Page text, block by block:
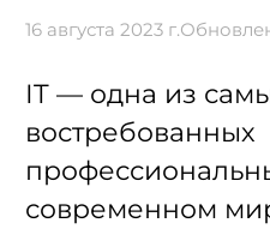
16 августа 2023 г.
IT — одна из
востребованных
современном